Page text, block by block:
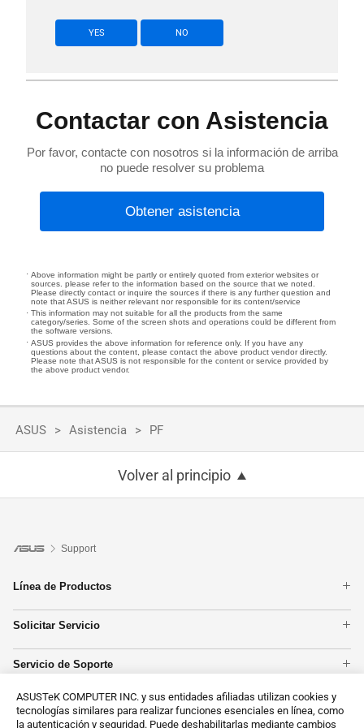
ASUSTeK COMPUTER INC. y sus entidades afiliadas utilizan cookies y
tecnologías similares para realizar funciones esenciales en línea, como
la autenticación y seguridad. Puede deshabilitarlas mediante cambios
YES NO
Contactar con Asistencia
Por favor, contacte con nosotros si la información de arriba
no puede resolver su problema
Obtener asistencia
Above information might be partly or entirely quoted from exterior websites or
sources. please refer to the information based on the source that we noted.
Please directly contact or inquire the sources if there is any further question and
note that ASUS is neither relevant nor responsible for its content/service
This information may not suitable for all the products from the same
category/series. Some of the screen shots and operations could be different from
the software versions.
ASUS provides the above information for reference only. If you have any
questions about the content, please contact the above product vendor directly.
Please note that ASUS is not responsible for the content or service provided by
the above product vendor.
ASUS Asistencia PF
Volver al principio
Support
Línea de Productos
Placas base
Tarjetas Gráficas
Smartphones
Redes
Solicitar Servicio
Estado de reparación
Servicio de Soporte
Vídeos de Soporte ASUS
Contáctanos
Llámanos